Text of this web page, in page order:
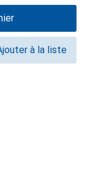
à la liste